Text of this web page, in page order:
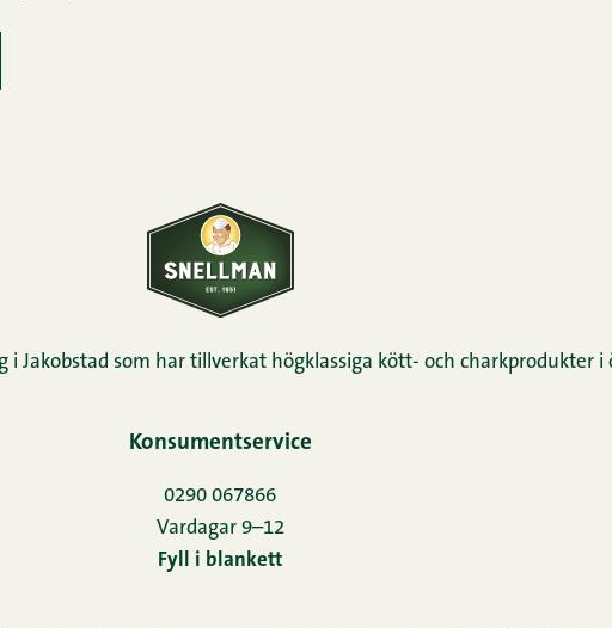
Jakobstad som har tillverkat högklassiga kött- och charkprodukter i
Konsumentservice
0290 067866
Vardagar 9–12
Fyll i blankett